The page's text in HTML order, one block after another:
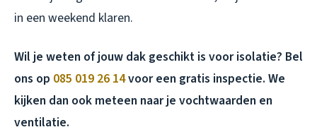
in een weekend klaren.
Wil je weten of jouw dak geschikt is voor isolatie? Bel
ons op 085 019 26 14voor een gratis inspectie. We
kijken dan ook meteen naar je vochtwaarden en
ventilatie.